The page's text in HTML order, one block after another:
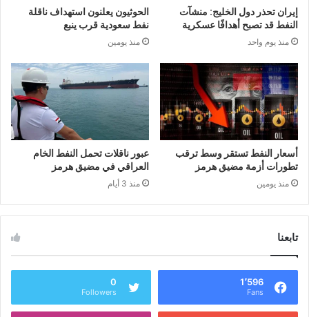
إيران تحذر دول الخليج: منشآت
النفط قد تصبح أهدافًا عسكرية
منذ يوم واحد
الحوثيون يعلنون استهداف ناقلة
نفط سعودية قرب ينبع
منذ يومين
أسعار النفط تستقر وسط ترقب
تطورات أزمة مضيق هرمز
منذ يومين
عبور ناقلات تحمل النفط الخام
العراقي في مضيق هرمز
منذ 3 أيام
تابعنا
1٬596
Fans
0
Followers